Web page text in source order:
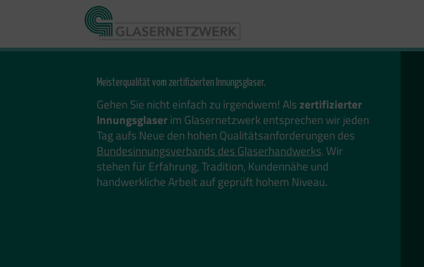
Meisterqualität vom zertifizierten Innungsglaser.
Gehen Sie nicht einfach zu irgendwem! Als zertifizierter
Innungsglaserim Glasernetzwerk entsprechen wir jeden
Tag aufs Neue den hohen Qualitätsanforderungen des
Bundesinnungsverbands des Glaserhandwerks. Wir
stehen für Erfahrung, Tradition, Kundennähe und
handwerkliche Arbeit auf geprüft hohem Niveau.